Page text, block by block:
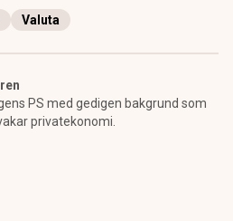
Valuta
PS med gedigen bakgrund som
privatekonomi.